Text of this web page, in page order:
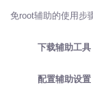
免root辅助的使用步
下载辅助工具
配置辅助设置